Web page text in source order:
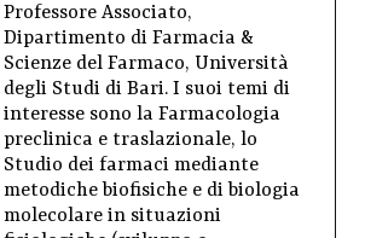
Professore Associato,
Dipartimento di Farmacia &
Scienze del Farmaco, Università
degli Studi di Bari. I suoi temi di
interesse sono la Farmacologia
preclinica e traslazionale, lo
Studio dei farmaci mediante
metodiche biofisiche e di biologia
molecolare in situazioni